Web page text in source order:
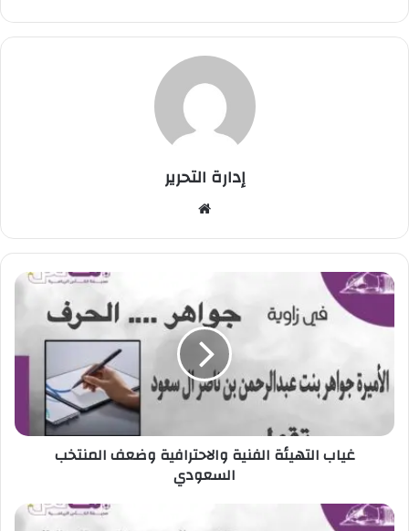
إدارة التحرير
الوي
غ
ي
ل
غياب التهيئة الفنية والاحترافية وضعف المنتخب
السعودي
م